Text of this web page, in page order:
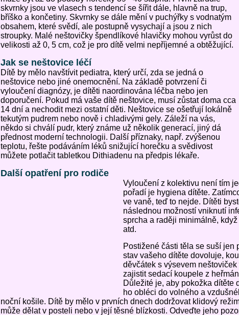
skvrnky jsou ve vlasech s tendencí se šířit dále, hlavně na trup,
bříško a končetiny. Skvrnky se dále mění v puchýřky s vodnatým
obsahem, které svědí, ale postupně vysychají a jsou z nich
stroupky. Malé neštovičky špendlíkové hlavičky mohou vyrůst do
velikosti až 0, 5 cm, což je pro dítě velmi nepříjemné a obtěžující.
Jak se neštovice léčí
Dítě by mělo navštívit pediatra, který určí, zda se jedná o
neštovice nebo jiné onemocnění. Na základě potvrzení či
vyloučení diagnózy, je dítěti naordinována léčba nebo jen
doporučení. Pokud má vaše dítě neštovice, musí zůstat doma cca
14 dní a nechodit mezi ostatní děti. Neštovice se ošetřují lokálně
tekutým pudrem nebo nově i chladivými gely. Záleží na vás,
někdo si chválí pudr, který známe už několik generací, jiný dá
přednost moderní technologii. Další příznaky, např. zvýšenou
teplotu, řešte podáváním léků snižující horečku a svědivost
můžete potlačit tabletkou Dithiadenu na předpis lékaře.
Další opatření pro rodiče
Vyloučení z kolektivu není tím
pořadí je hygiena dítěte.
ve vaně, teď to nejde. Dítěti
následnou možností vniknutí
sprcha a raději minimálně,
atd.
Postižené části těla se suší jen
stav vašeho dítěte dovoluje,
děvčátek s výsevem
zajistit sedací koupele z
Důležité je, aby pokožka dítěte
ho obléci do volného a
noční košile. Dítě by mělo v prvních dnech dodržovat klidový
může dělat v posteli nebo v její těsné blízkosti. Odveďte jeho